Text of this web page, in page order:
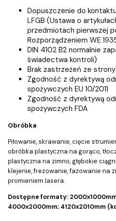
Dopuszczenie do
LFGB (Ustawa o
przedmiotach pierwszej
Rozporządzeniem WE
DIN 4102 B2 normalnie
świadectwa kontroli)
Brak zastrzeżeń ze
Zgodność z dyrektywą
spożywczych EU 10/2011
Zgodność z dyrektywą
spożywczych FDA
Obróbka
Piłowanie, skrawanie, cięcie
obróbka plastyczna na gorąco,
plastyczna na zimno, głębokie
klejenie, frezowanie, fazowanie na
promieniem lasera.
Dostępne formaty:
4000x2000mm; 4120x2010mm